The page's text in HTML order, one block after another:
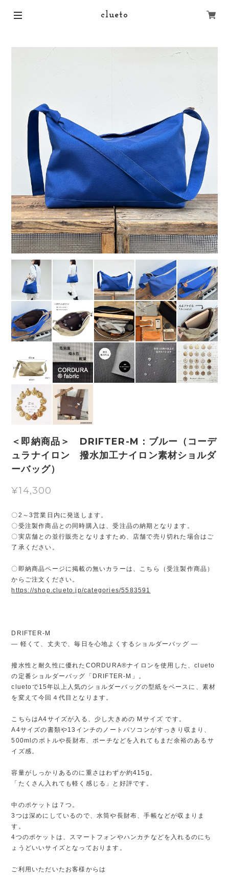
clueto
＜即納商品＞ DRIFTER-M：ブルー（コーデ
ュラナイロン 撥水加工ナイロン素材ショルダ
ーバッグ）
¥14,300
〇2～3営業日内に発送します。
〇受注製作商品との同時購入は、受注品の納期となります。
〇実店舗との並行販売となりますため、店舗で売り切れた場合はご
了承ください。
〇即納商品ページに掲載の無いカラーは、こちら（受注製作商品）
からご注文ください。
https://shop.clueto.jp/categories/5583591
DRIFTER-M
— 軽くて、丈夫で、毎日を心地よくするショルダーバッグ —
撥水性と耐久性に優れたCORDURA®ナイロンを使用した、clueto
の定番ショルダーバッグ「DRIFTER-M」。
cluetoで15年以上人気のショルダーバッグの型紙をベースに、素材
を変えて今回４代目となります。
こちらはA4サイズが入る、少し大きめの Mサイズ です。
A4サイズの書類や13インチのノートパソコンがすっきり収まり、
500mlのボトルや長財布、ポーチなどを入れてもまだ余裕のあるサ
イズ感。
容量がしっかりあるのに重さはわずか約415g。
「たくさん入れても軽く感じる」と好評です。
中のポケットは７つ。
3つは深めにしているので、水筒や長財布、手帳などが収まりま
す。
4つのポケットは、スマートフォンやハンカチなどを入れるのにち
ょうどいいサイズとなっております。
ご利用いただいたお客様からは